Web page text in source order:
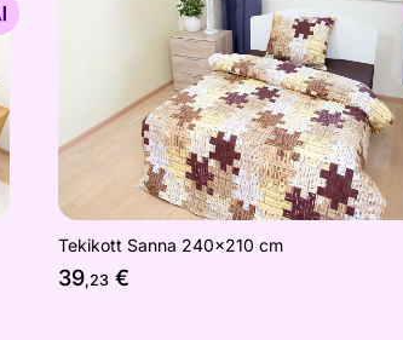
Otsi sarnaseid
Tekikott Sanna 240x210 cm
39,23€